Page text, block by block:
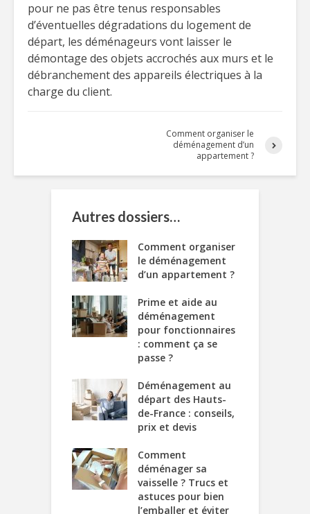
pour ne pas être tenus responsables
d’éventuelles dégradations du logement de
départ, les déménageurs vont laisser le
démontage des objets accrochés aux murs et le
débranchement des appareils électriques à la
charge du client.
Comment organiser le
déménagement d’un
appartement ?
Autres dossiers…
Comment organiser
le déménagement
d’un appartement ?
Prime et aide au
déménagement
pour fonctionnaires
: comment ça se
passe ?
Déménagement au
départ des Hauts-
de-France : conseils,
prix et devis
Comment
déménager sa
vaisselle ? Trucs et
astuces pour bien
l’emballer et éviter